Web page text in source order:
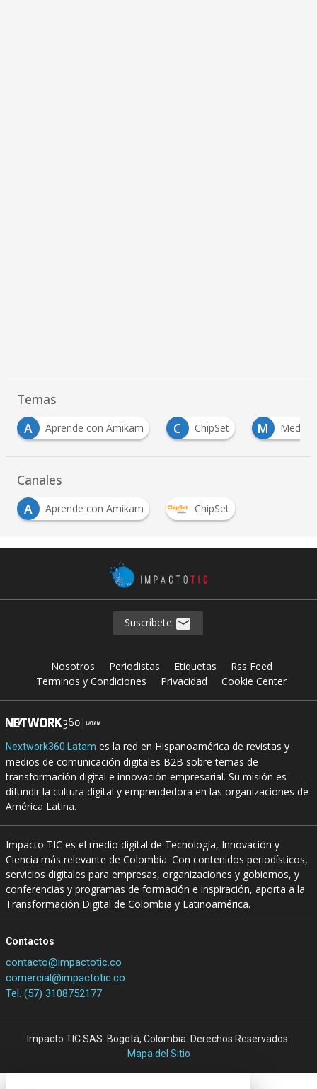
Temas
A
Aprende con Amikam C ChipSet M
Canales
A
Aprende con Amikam ChipSet
Suscríbete
Nosotros Periodistas Etiquetas
Rss Feed
Terminos y Condiciones
Privacidad Cookie Center
Nextwork360 Latam es la red en Hispanoamérica de revistas y
medios de comunicación digitales B2B sobre temas de
transformación digital e innovación empresarial. Su misión es
difundir la cultura digital y emprendedora en las organizaciones de
América Latina.
Impacto TIC es el medio digital de Tecnología, Innovación y
Ciencia más relevante de Colombia. Con contenidos periodísticos,
servicios digitales para empresas, organizaciones y gobiernos, y
conferencias y programas de formación e inspiración, aporta a la
Transformación Digital de Colombia y Latinoamérica.
Contactos
contacto@impactotic.co
comercial@impactotic.co
Tel. (57) 3108752177
Impacto TIC SAS. Bogotá, Colombia. Derechos Reservados.
Mapa del Sitio